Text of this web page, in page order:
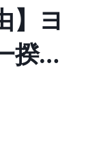
ぼっ
。日
飼
】ヨ
揆を
え